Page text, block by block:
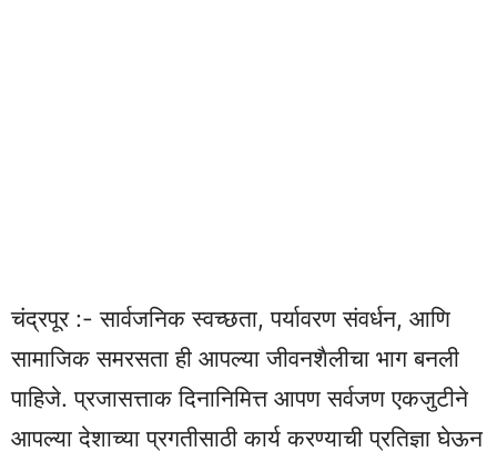
चंद्रपूर :- सार्वजनिक स्वच्छता, पर्यावरण संवर्धन, आणि
सामाजिक समरसता ही आपल्या जीवनशैलीचा भाग बनली
पाहिजे. प्रजासत्ताक दिनानिमित्त आपण सर्वजण एकजुटीने
आपल्या देशाच्या प्रगतीसाठी कार्य करण्याची प्रतिज्ञा घेऊन